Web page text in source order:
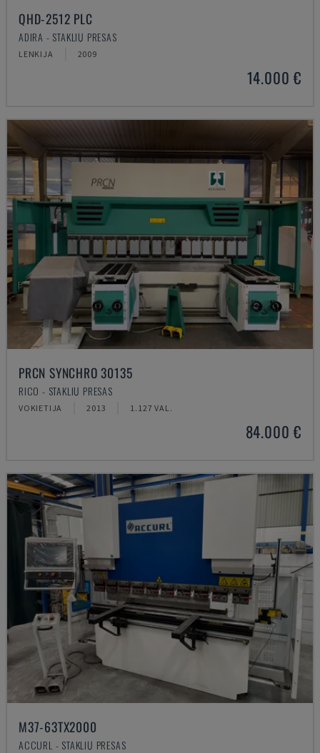
QHD-2512 PLC
ADIRA - STAKLIŲ PRESAS
LENKIJA 2009
14.000 €
PRCN SYNCHRO 30135
RICO - STAKLIŲ PRESAS
VOKIETIJA 2013 1.127 VAL.
84.000 €
M37-63TX2000
ACCURL - STAKLIŲ PRESAS